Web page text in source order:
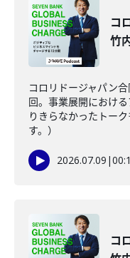
コ
竹
コロリドージャパン
回。事業展開におけ
りきらなかったトー
す。）
2026.07.09 |
コ